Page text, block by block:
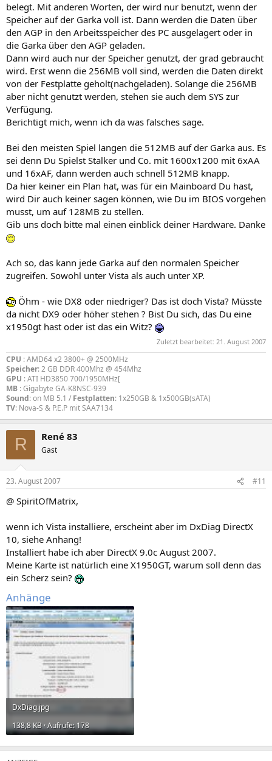
belegt. Mit anderen Worten, der wird nur benutzt, wenn der
Speicher auf der Garka voll ist. Dann werden die Daten über
den AGP in den Arbeitsspeicher des PC ausgelagert oder in
die Garka über den AGP geladen.
Dann wird auch nur der Speicher genutzt, der grad gebraucht
wird. Erst wenn die 256MB voll sind, werden die Daten direkt
von der Festplatte geholt(nachgeladen). Solange die 256MB
aber nicht genutzt werden, stehen sie auch dem SYS zur
Verfügung.
Berichtigt mich, wenn ich da was falsches sage.
Bei den meisten Spiel langen die 512MB auf der Garka aus. Es
sei denn Du Spielst Stalker und Co. mit 1600x1200 mit 6xAA
und 16xAF, dann werden auch schnell 512MB knapp.
Da hier keiner ein Plan hat, was für ein Mainboard Du hast,
wird Dir auch keiner sagen können, wie Du im BIOS vorgehen
musst, um auf 128MB zu stellen.
Gib uns doch bitte mal einen einblick deiner Hardware. Danke
Ach so, das kann jede Garka auf den normalen Speicher
zugreifen. Sowohl unter Vista als auch unter XP.
Öhm - wie DX8 oder niedriger? Das ist doch Vista? Müsste
da nicht DX9 oder höher stehen ? Bist Du sich, das Du eine
x1950gt hast oder ist das ein Witz?
Zuletzt bearbeitet: 21. August 2007
CPU : AMD64 x2 3800+ @ 2500MHz
Speicher: 2 GB DDR 400Mhz @ 454Mhz
GPU : ATI HD3850 700/1950MHz[
MB : Gigabyte GA-K8NSC-939
Sound: on MB 5.1 / Festplatten: 1x250GB & 1x500GB(sATA)
TV: Nova-S & P.E.P mit SAA7134
R René 83
Gast
23. August 2007 #11
@ SpiritOfMatrix,
wenn ich Vista installiere, erscheint aber im DxDiag DirectX
10, siehe Anhang!
Installiert habe ich aber DirectX 9.0c August 2007.
Meine Karte ist natürlich eine X1950GT, warum soll denn das
ein Scherz sein?
Anhänge
DxDiag.jpg
138,8 KB · Aufrufe: 178